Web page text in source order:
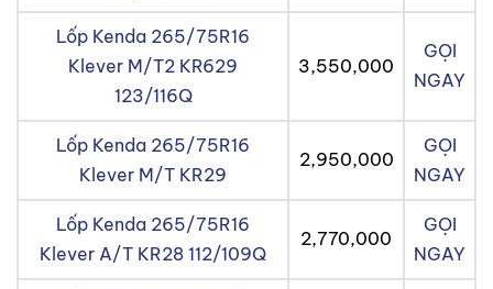
Lốp Kenda 265/75R16
Klever M/T2 KR629
123/116Q
3,550,000
GỌI
NGAY
Lốp Kenda 265/75R16
Klever M/T KR29
2,950,000
GỌI
NGAY
Lốp Kenda 265/75R16
Klever A/T KR28 112/109Q
2,770,000
GỌI
NGAY